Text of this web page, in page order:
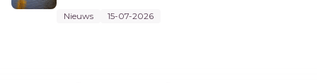
Nieuws 15-07-2026